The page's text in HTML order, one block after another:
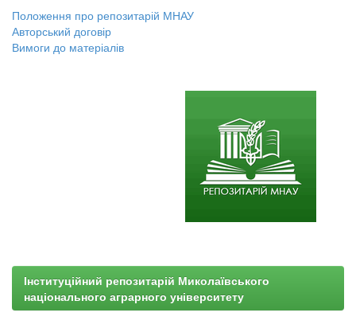
Положення про репозитарій МНАУ
Авторський договір
Вимоги до матеріалів
Інституційний репозитарій Миколаївського
національного аграрного університету